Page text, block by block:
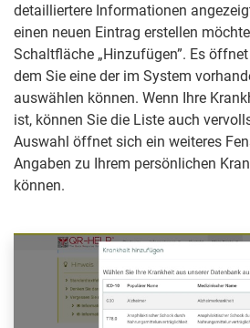
detailliertere Informationen
einen neuen Eintrag erstellen
Schaltfläche „Hinzufügen”. Es
dem Sie eine der im System
auswählen können. Wenn Ihre
ist, können Sie die Liste auch
Auswahl öffnet sich ein weiteres
Angaben zu Ihrem persönlichen
können.